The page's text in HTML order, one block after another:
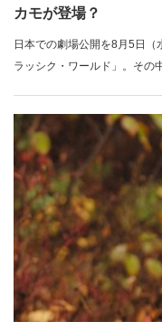
カモが登場？
日本での劇場公開を8月5日
ラッシク・ワールド」。その